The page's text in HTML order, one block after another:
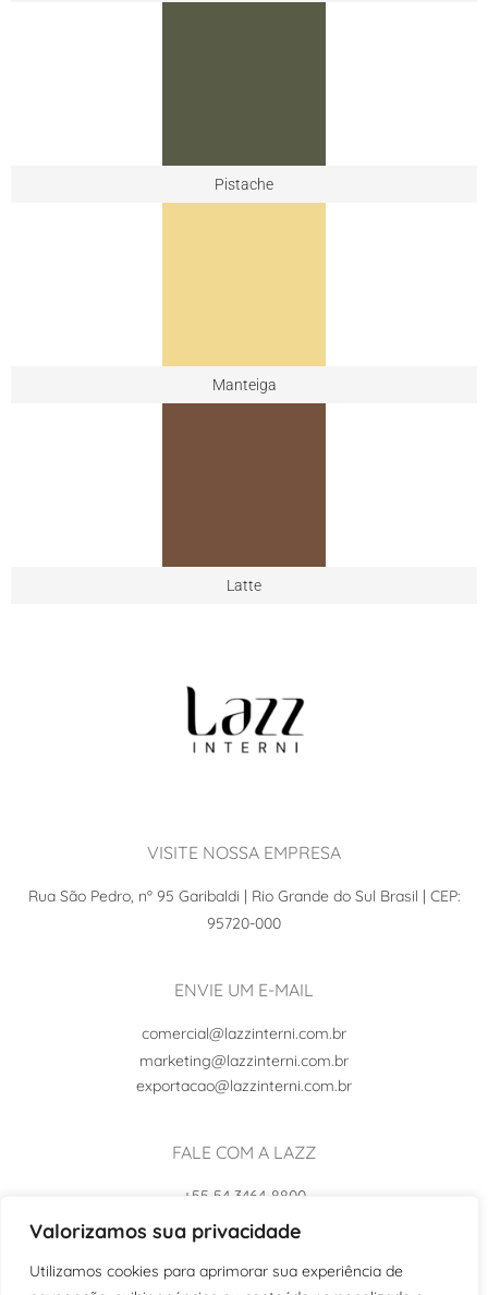
Valorizamos sua privacidade
Utilizamos cookies para aprimorar sua experiência de
Pistache
Manteiga
Latte
VISITE NOSSA EMPRESA
Rua São Pedro, nº 95 Garibaldi | Rio Grande do Sul Brasil | CEP:
95720-000
ENVIE UM E-MAIL
comercial@lazzinterni.com.br
marketing@lazzinterni.com.br
exportacao@lazzinterni.com.br
FALE COM A LAZZ
+55 54 3464-8800
+55 54 99102-8242